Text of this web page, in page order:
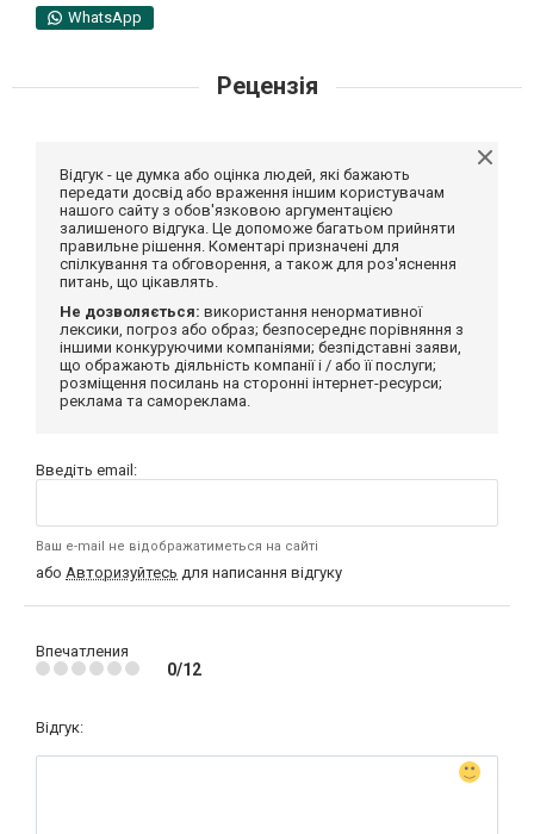
WhatsApp
Рецензія
Відгук - це думка або оцінка людей, які бажають
передати досвід або враження іншим користувачам
нашого сайту з обов'язковою аргументацією
залишеного відгука. Це допоможе багатьом прийняти
правильне рішення. Коментарі призначені для
спілкування та обговорення, а також для роз'яснення
питань, що цікавлять.
Не дозволяється: використання ненормативної
лексики, погроз або образ; безпосереднє порівняння з
іншими конкуруючими компаніями; безпідставні заяви,
що ображають діяльність компанії і / або її послуги;
розміщення посилань на сторонні інтернет-ресурси;
реклама та самореклама.
Введіть email:
Ваш e-mail не відображатиметься на сайті
або Авторизуйтесь для написання відгуку
Впечатления
0/12
Відгук: